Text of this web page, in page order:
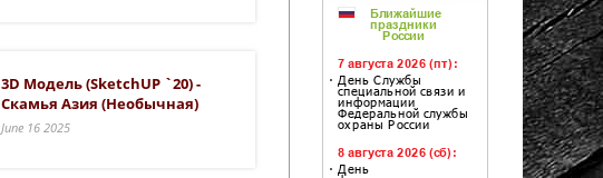
3D Модель (SketchUP `20) -
Скамья Азия (необычная)
June 16 2025